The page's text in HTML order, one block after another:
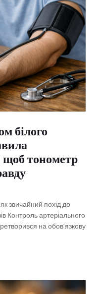
білого
тонометр
звичайний похід до
Контроль артеріального
на обов’язкову